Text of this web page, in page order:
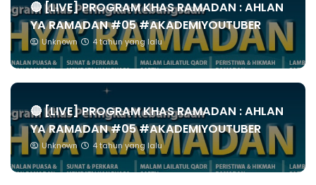
🔴 [LIVE] PROGRAM KHAS RAMADAN : AHLAN
YA RAMADAN #05 #AKADEMIYOUTUBER
Unknown 4 tahun yang lalu
🔴 [LIVE] PROGRAM KHAS RAMADAN : AHLAN
YA RAMADAN #05 #AKADEMIYOUTUBER
Unknown 4 tahun yang lalu